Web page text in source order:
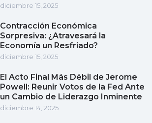
diciembre 15, 2025
Contracción Económica
Sorpresiva: ¿Atravesará la
Economía un Resfriado?
diciembre 15, 2025
El Acto Final Más Débil de Jerome
Powell: Reunir Votos de la Fed Ante
un Cambio de Liderazgo Inminente
diciembre 14, 2025